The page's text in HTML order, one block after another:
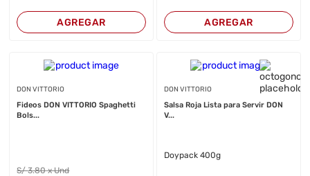
AGREGAR AGREGAR
DON VITTORIO
Fideos DON VITTORIO Spaghetti
Bols...
S/3.80 x Und
DON VITTORIO
Salsa Roja Lista para Servir DON
V...
Doypack 400g